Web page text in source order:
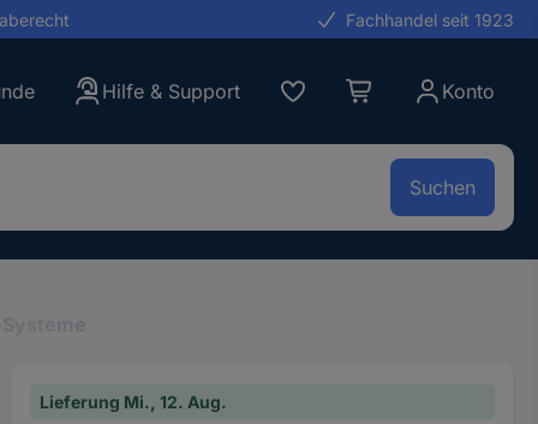
Fachhandel seit 1923
Hilfe & Support Konto
Suchen
Lieferung Mi., 12. Aug.